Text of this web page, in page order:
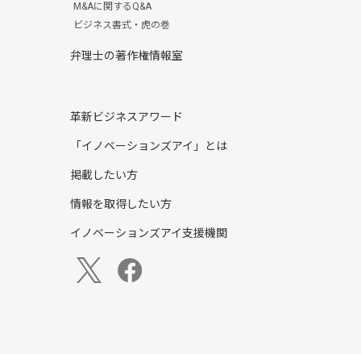
M&Aに関するQ&A
ビジネス書式・虎の巻
弁理士の著作権情報室
革新ビジネスアワード
「イノベーションズアイ」とは
掲載したい方
情報を取得したい方
イノベーションズアイ支援機関